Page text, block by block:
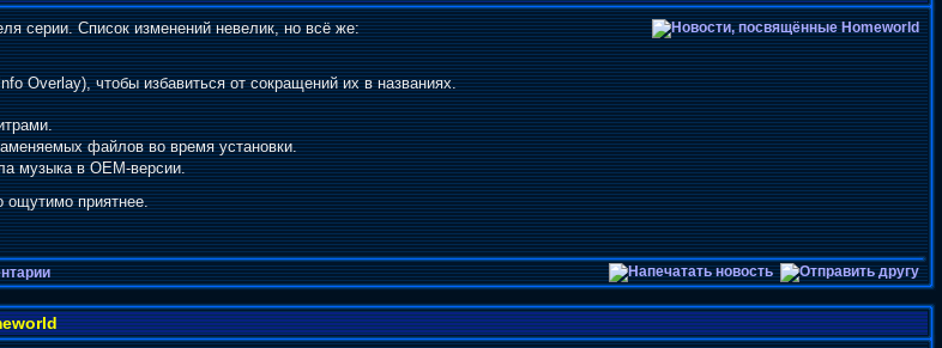
серии. Список изменений невелик, но всё же:
Overlay), чтобы избавиться от сокращений их в названиях.
файлов во время установки.
музыка в OEM-версии.
ощутимо приятнее.